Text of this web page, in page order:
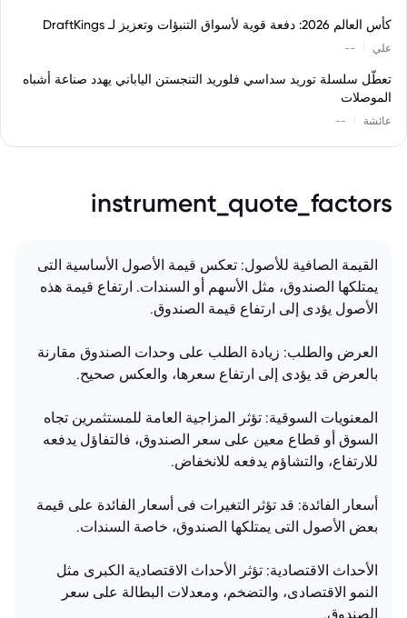
كأس العالم 2026: دفعة قوية لأسواق التنبؤات وتعزيز لـ DraftKings
علي --
تعطّل سلسلة توريد سداسي فلوريد التنجستن الياباني يهدد صناعة أشباه
الموصلات
عائشة --
instrument_quote_factors
القیمة الصافیة للأصول: تعکس قیمة الأصول الأساسیة التی
یمتلکها الصندوق، مثل الأسهم أو السندات. ارتفاع قیمة هذه
الأصول یؤدی إلى ارتفاع قیمة الصندوق.
العرض والطلب: زیادة الطلب على وحدات الصندوق مقارنة
بالعرض قد یؤدی إلى ارتفاع سعرها، والعکس صحیح.
المعنویات السوقیة: تؤثر المزاجیة العامة للمستثمرین تجاه
السوق أو قطاع معین على سعر الصندوق، فالتفاؤل یدفعه
للارتفاع، والتشاؤم یدفعه للانخفاض.
أسعار الفائدة: قد تؤثر التغیرات فی أسعار الفائدة على قیمة
بعض الأصول التی یمتلکها الصندوق، خاصة السندات.
الأحداث الاقتصادیة: تؤثر الأحداث الاقتصادیة الکبرى مثل
النمو الاقتصادی، والتضخم، ومعدلات البطالة على سعر
الصندوق.